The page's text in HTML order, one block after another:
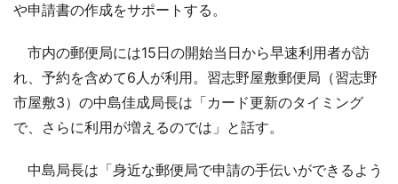
や申請書の作成をサポートする。
市内の郵便局には15日の開始当日から早速利用者が訪
れ、予約を含めて6人が利用。習志野屋敷郵便局（習志野
市屋敷3）の中島佳成局長は「カード更新のタイミング
で、さらに利用が増えるのでは」と話す。
中島局長は「身近な郵便局で申請の手伝いができるよう